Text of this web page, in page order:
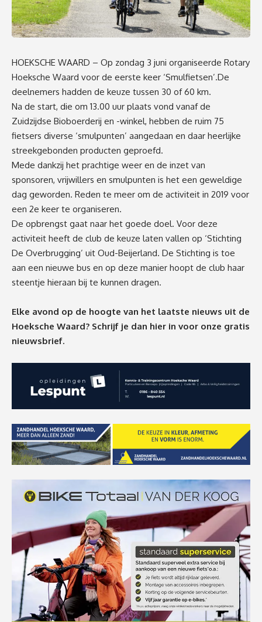
HOEKSCHE WAARD – Op zondag 3 juni organiseerde Rotary
Hoeksche Waard voor de eerste keer ‘Smulfietsen’.De
deelnemers hadden de keuze tussen 30 of 60 km.
Na de start, die om 13.00 uur plaats vond vanaf de
Zuidzijdse Bioboerderij en -winkel, hebben de ruim 75
fietsers diverse ‘smulpunten’ aangedaan en daar heerlijke
streekgebonden producten geproefd.
Mede dankzij het prachtige weer en de inzet van
sponsoren, vrijwillers en smulpunten is het een geweldige
dag geworden. Reden te meer om de activiteit in 2019 voor
een 2e keer te organiseren.
De opbrengst gaat naar het goede doel. Voor deze
activiteit heeft de club de keuze laten vallen op ‘Stichting
De Overbrugging’ uit Oud-Beijerland. De Stichting is toe
aan een nieuwe bus en op deze manier hoopt de club haar
steentje hieraan bij te kunnen dragen.
Elke avond op de hoogte van het laatste nieuws uit de
Hoeksche Waard? Schrijf je dan hier in voor onze gratis
nieuwsbrief.